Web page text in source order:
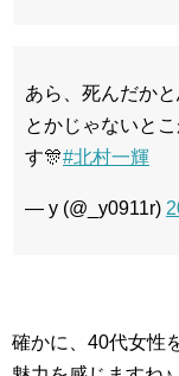
あら、死んだか
とかじゃないと
す🎊#北村一輝
— y (@_y0911r)
確かに、40代女性